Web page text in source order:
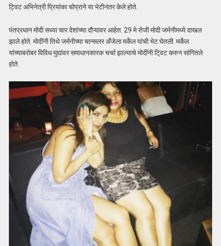
ट्विट अभिनेत्री प्रियांका चोप्राने या भेटीनंतर केले होते.
पंतप्रधान मोदी सध्या चार देशांच्या दौऱ्यावर आहेत. 29 मे रोजी मोदी जर्मनीमध्ये दाखल
झाले होते. मोदींनी तिथे जर्मनीच्या चान्सलर अँजेला मर्केल यांची भेट घेतली. मर्केल
यांच्याबरोबर विविध मुद्यांवर समाधानकारक चर्चा झाल्याचे मोदींनी टि्वट करुन सांगितले
होते.